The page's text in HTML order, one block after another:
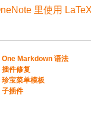
里使用
One Markdown 语法
插件修复
珍宝菜单模板
子插件